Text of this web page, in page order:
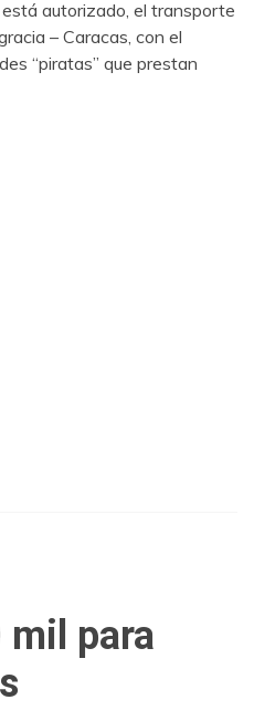
autorizado, el transporte
– Caracas, con el
“piratas” que prestan
mil para